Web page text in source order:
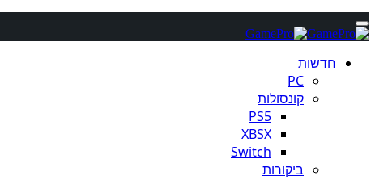
חדשות
PC
קונסולות
PS5
XBSX
Switch
ביקורות